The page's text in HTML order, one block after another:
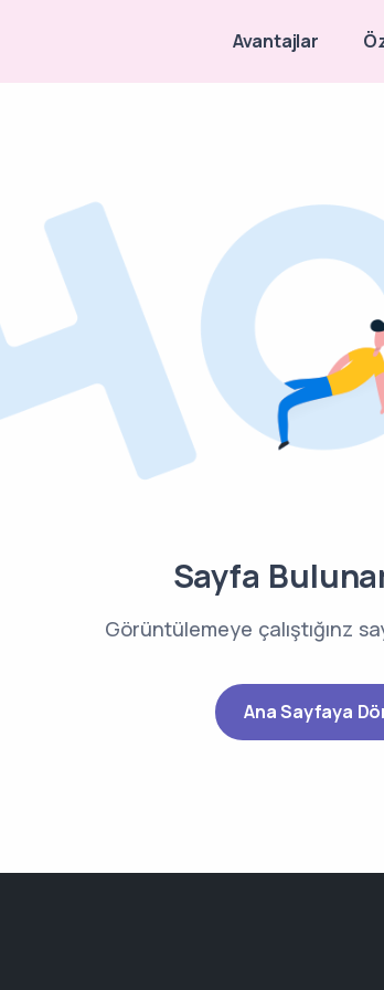
Avantajlar
Sayfa
Görüntülemeye çalıştığınz
Ana Sayfaya